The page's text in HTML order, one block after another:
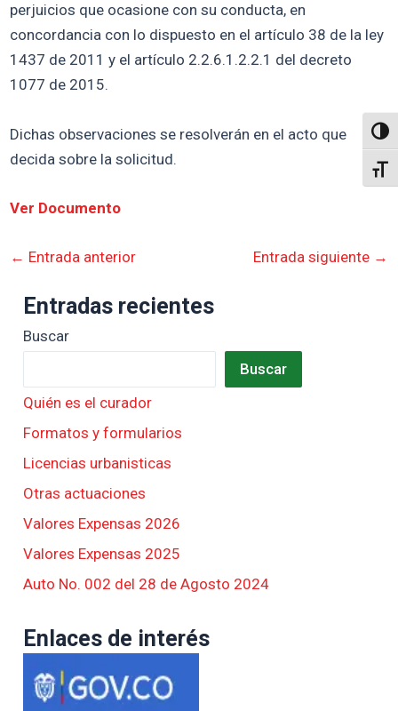
perjuicios que ocasione con su conducta, en
concordancia con lo dispuesto en el artículo 38 de la ley
1437 de 2011 y el artículo 2.2.6.1.2.2.1 del decreto
1077 de 2015.
Dichas observaciones se resolverán en el acto que
decida sobre la solicitud.
Ver Documento
← Entrada anterior Entrada siguiente →
Entradas recientes
Buscar
Buscar
Quién es el curador
Formatos y formularios
Licencias urbanisticas
Otras actuaciones
Valores Expensas 2026
Valores Expensas 2025
Auto No. 002 del 28 de Agosto 2024
Enlaces de interés